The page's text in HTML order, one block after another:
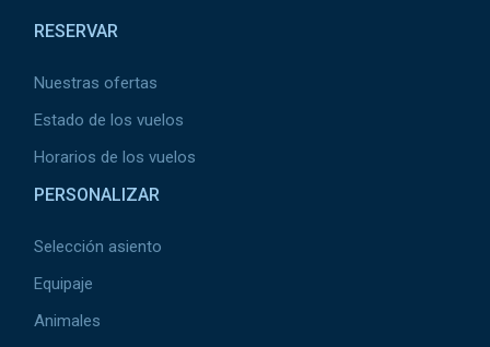
RESERVAR
Nuestras ofertas
Estado de los vuelos
Horarios de los vuelos
PERSONALIZAR
Selección asiento
Equipaje
Animales